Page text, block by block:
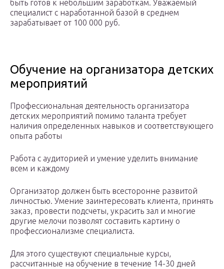
быть готов к небольшим заработкам. Уважаемый
специалист с наработанной базой в среднем
зарабатывает от 100 000 руб.
Обучение на организатора детских
мероприятий
Профессиональная деятельность организатора
детских мероприятий помимо таланта требует
наличия определенных навыков и соответствующего
опыта работы
Работа с аудиторией и умение уделить внимание
всем и каждому
Организатор должен быть всесторонне развитой
личностью. Умение заинтересовать клиента, принять
заказ, провести подсчеты, украсить зал и многие
другие мелочи позволят составить картину о
профессионализме специалиста.
Для этого существуют специальные курсы,
рассчитанные на обучение в течение 14-30 дней